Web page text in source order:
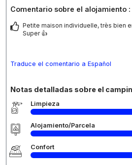
Comentario sobre el alojamiento :
Petite maison individuelle, très bien
Super 👍
Traduce el comentario a Español
Notas detalladas sobre el
Limpieza
Alojamiento/Parcela
Confort